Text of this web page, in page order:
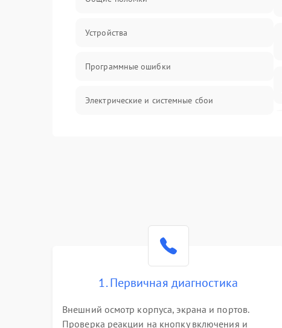
Устройства
Программные ошибки
Электрические и системные сбои
Система охлаждения
1. Первичная диагностика
Внешний осмотр корпуса, экрана и портов.
Проверка реакции на кнопку включения и